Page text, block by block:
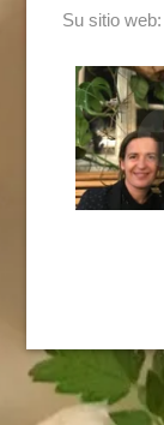
Su sitio web: